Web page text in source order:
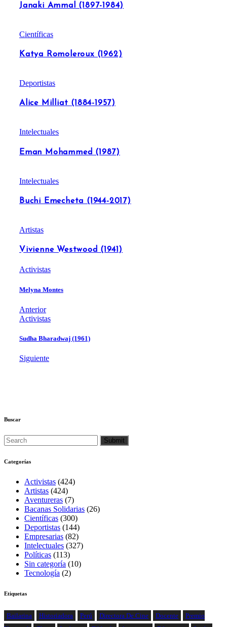
Janaki Ammal (1897-1984)
Científicas
Katya Romoleroux (1962)
Deportistas
Alice Milliat (1884-1957)
Intelectuales
Eman Mohammed (1987)
Intelectuales
Buchi Emecheta (1944-2017)
Artistas
Vivienne Westwood (1941)
Activistas
Melyna Montes
Anterior
Activistas
Sudha Bharadwaj (1961)
Siguiente
Buscar
Categorías
Activistas (424)
Artistas (424)
Aventureras (7)
Bacanas Solidarias (26)
Científicas (300)
Deportistas (144)
Empresarias (82)
Intelectuales (327)
Políticas (113)
Sin categoría (10)
Tecnología (2)
Etiquetas
Bailarina Historiadora Perú Directora De Cine Docente
Premio